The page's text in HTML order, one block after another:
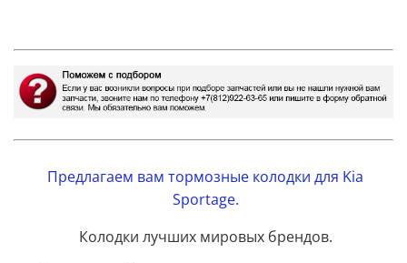
Предлагаем вам тормозные колодки для Kia
Sportage.
Колодки лучших мировых брендов.